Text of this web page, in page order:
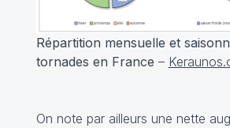
Répartition mensuelle et
tornades en France –
On note par ailleurs une nette